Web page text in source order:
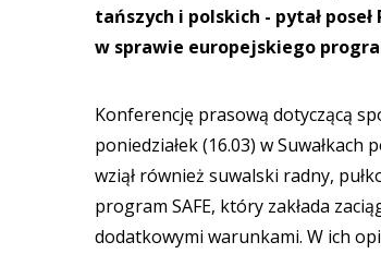
tańszych i polskich - pytał
w sprawie europejskiego
Konferencję prasową dotyczącą
poniedziałek (16.03) w Suwałkach
wziął również suwalski radny,
program SAFE, który zakłada
dodatkowymi warunkami. W ich